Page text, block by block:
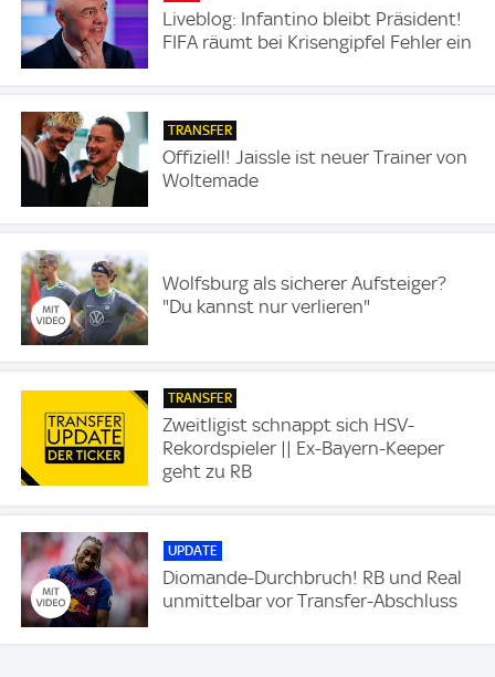
Liveblog: Infantino bleibt Präsident!
FIFA räumt bei Krisengipfel Fehler ein
TRANSFER
Offiziell! Jaissle ist neuer Trainer von
Woltemade
Wolfsburg als sicherer Aufsteiger?
"Du kannst nur verlieren"
TRANSFER
Zweitligist schnappt sich HSV-
Rekordspieler || Ex-Bayern-Keeper
geht zu RB
UPDATE
Diomande-Durchbruch! RB und Real
unmittelbar vor Transfer-Abschluss